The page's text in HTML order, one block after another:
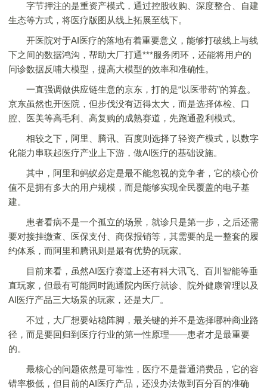
字节押注的是重资产模式，通过控股收购、深度整合、自建
生态等方式，将医疗版图从线上拓展至线下。
开医院对于AI医疗的落地有着重要意义，能够打破线上与线
下之间的数据鸿沟，帮助大厂打通***服务闭环，还能将用户的
问诊数据反哺大模型，提高大模型的效率和准确性。
一直强调做供应链生意的京东，打的是“以医带药”的算盘。
京东虽然也开医院，但步伐没有迈得太大，而是选择体检、口
腔、医美等高毛利、高复购的成熟赛道，先跑通盈利模式。
相较之下，阿里、腾讯、百度则选择了轻资产模式，以数字
化能力串联起医疗产业上下游，做AI医疗的基础设施。
其中，阿里和蚂蚁必定是最不能忽视的竞争者，它的核心价
值不是拥有多大的用户规模，而是能够实现全民覆盖的电子基
建。
患者看病不是一个孤立的场景，就诊只是第一步，之后还需
要对接挂缴查、医保支付、商保报销等，其需要的是一整套的履
约体系，而阿里和腾讯则是最有优势的玩家。
目前来看，虽然AI医疗赛道上还有科大讯飞、百川智能等垂
直玩家，但最有可能同时跑通院内医疗就诊、院外健康管理以及
AI医疗产品三大场景的玩家，还是大厂。
不过，大厂想要站稳阵脚，最关键的并不是选择哪种商业路
径，而是要回归到医疗行业的第一性原理——患者才是最重要
的。
最核心的问题依然是可靠性，医疗不是普通消费品，它的容
错率极低，但目前的AI医疗产品，还没办法做到百分百的准确